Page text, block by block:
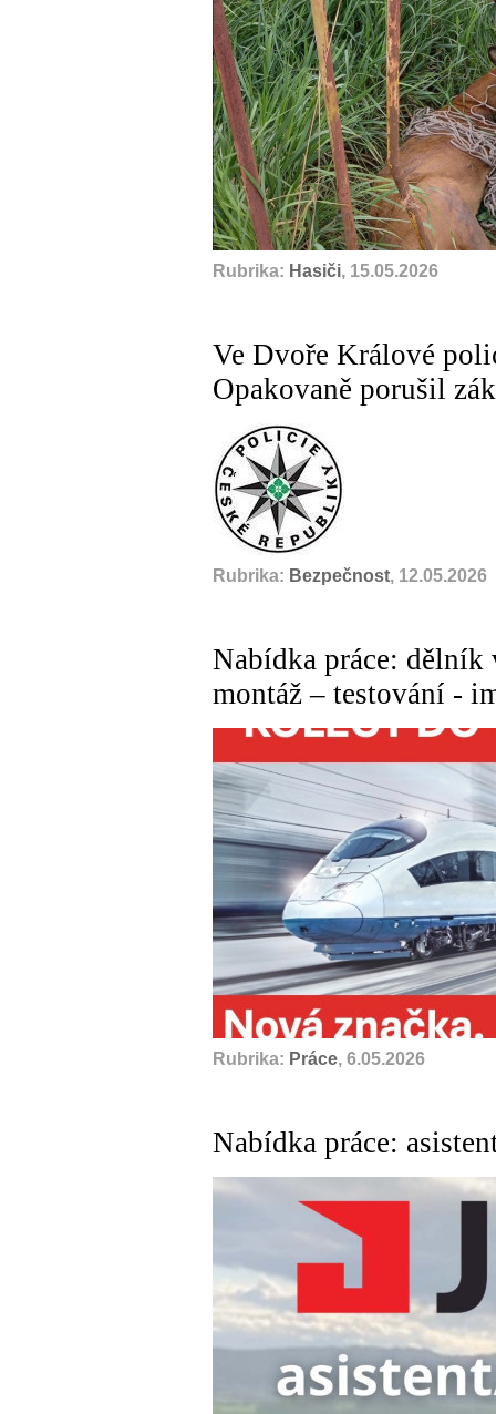
Rubrika: Hasiči, 15.05.2026
Ve Dvoře Králové
Opakovaně porušil
Rubrika: Bezpečnost, 12.05.2026
Nabídka práce:
montáž – testování -
Rubrika: Práce, 6.05.2026
Nabídka práce: